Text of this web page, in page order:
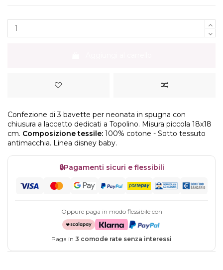
Confezione di 3 bavette per neonata in spugna con
chiusura a laccetto dedicati a Topolino. Misura piccola 18x18
cm. Composizione tessile: 100% cotone - Sotto tessuto
antimacchia. Linea disney baby.
🔒Pagamenti sicuri e flessibili
Oppure paga in modo flessibile con
Paga in 3 comode rate senza interessi